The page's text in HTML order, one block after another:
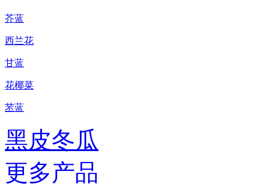
芥蓝
西兰花
甘蓝
花椰菜
苤蓝
黑皮冬瓜
更多产品